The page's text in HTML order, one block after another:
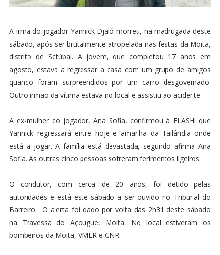
A irmã do jogador Yannick Djaló morreu, na madrugada deste
sábado, após ser brutalmente atropelada nas festas da Moita,
distrito de Setúbal. A jovem, que completou 17 anos em
agosto, estava a regressar a casa com um grupo de amigos
quando foram surpreendidos por um carro desgovernado.
Outro irmão da vítima estava no local e assistiu ao acidente.
A ex-mulher do jogador, Ana Sofia, confirmou à FLASH! que
Yannick regressará entre hoje e amanhã da Tailândia onde
está a jogar. A família está devastada, segundo afirma Ana
Sofia. As outras cinco pessoas sofreram ferimentos ligeiros.
O condutor, com cerca de 20 anos, foi detido pelas
autoridades e está este sábado a ser ouvido no Tribunal do
Barreiro. O alerta foi dado por volta das 2h31 deste sábado
na Travessa do Açougue, Moita. No local estiveram os
bombeiros da Moita, VMER e GNR.